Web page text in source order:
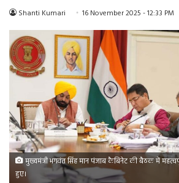
Shanti Kumari 16 November 2025 - 12:33 PM
मुख्यमंत्री भगवंत सिंह मान पंजाब कैबिनेट की बैठक में
हुए।